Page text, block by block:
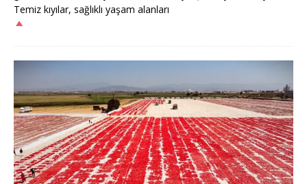
Temiz kıyılar, sağlıklı yaşam alanları